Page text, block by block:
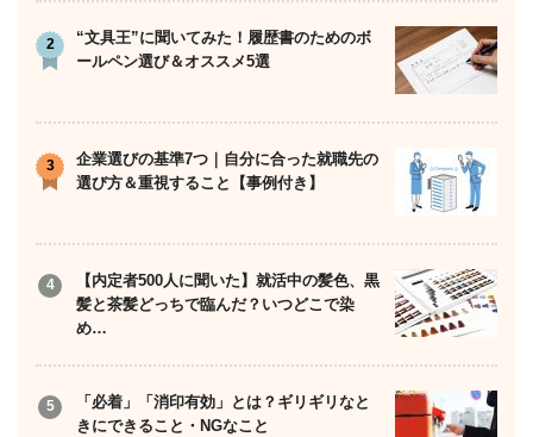
“文具王”に聞いてみた！履歴書のためのボ
ールペン選び＆オススメ5選
企業選びの基準7つ｜自分に合った就職先の
選び方＆重視すること【事例付き】
【内定者500人に聞いた】就活中の髪色、黒
髪と茶髪どっちで臨んだ？いつどこで染
め…
「必着」「消印有効」とは？ギリギリなと
きにできること・NGなこと